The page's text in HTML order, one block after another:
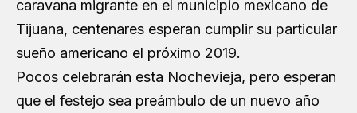
caravana migrante en el municipio mexicano de
Tijuana, centenares esperan cumplir su particular
sueño americano el próximo 2019.
Pocos celebrarán esta Nochevieja, pero esperan
que el festejo sea preámbulo de un nuevo año